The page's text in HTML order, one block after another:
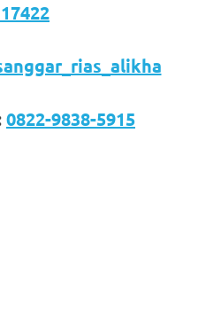
0822-9838-5915